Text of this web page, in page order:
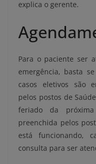
explica o gerente.
Para o paciente ser
emergência, basta
casos eletivos são
pelos postos de
feriado da
preenchida pelos
está funcionando,
consulta para ser